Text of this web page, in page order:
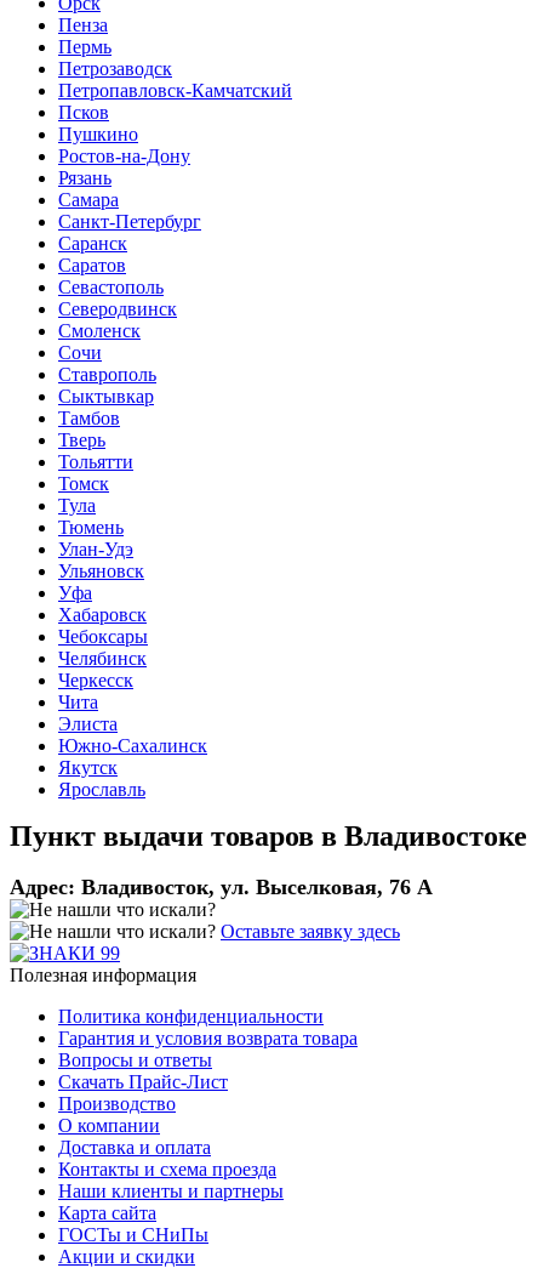
Пенза
Пермь
Петрозаводск
Петропавловск-Камчатский
Псков
Пушкино
Ростов-на-Дону
Рязань
Самара
Санкт-Петербург
Саранск
Саратов
Севастополь
Северодвинск
Смоленск
Сочи
Ставрополь
Сыктывкар
Тамбов
Тверь
Тольятти
Томск
Тула
Тюмень
Улан-Удэ
Ульяновск
Уфа
Хабаровск
Чебоксары
Челябинск
Черкесск
Чита
Элиста
Южно-Сахалинск
Якутск
Ярославль
Пункт выдачи товаров в Владивостоке
Адрес: Владивосток, ул. Выселковая, 76 А
Оставьте заявку здесь
Полезная информация
Политика конфиденциальности
Гарантия и условия возврата товара
Вопросы и ответы
Скачать Прайс-Лист
Производство
О компании
Доставка и оплата
Контакты и схема проезда
Наши клиенты и партнеры
Карта сайта
ГОСТы и СНиПы
Акции и скидки